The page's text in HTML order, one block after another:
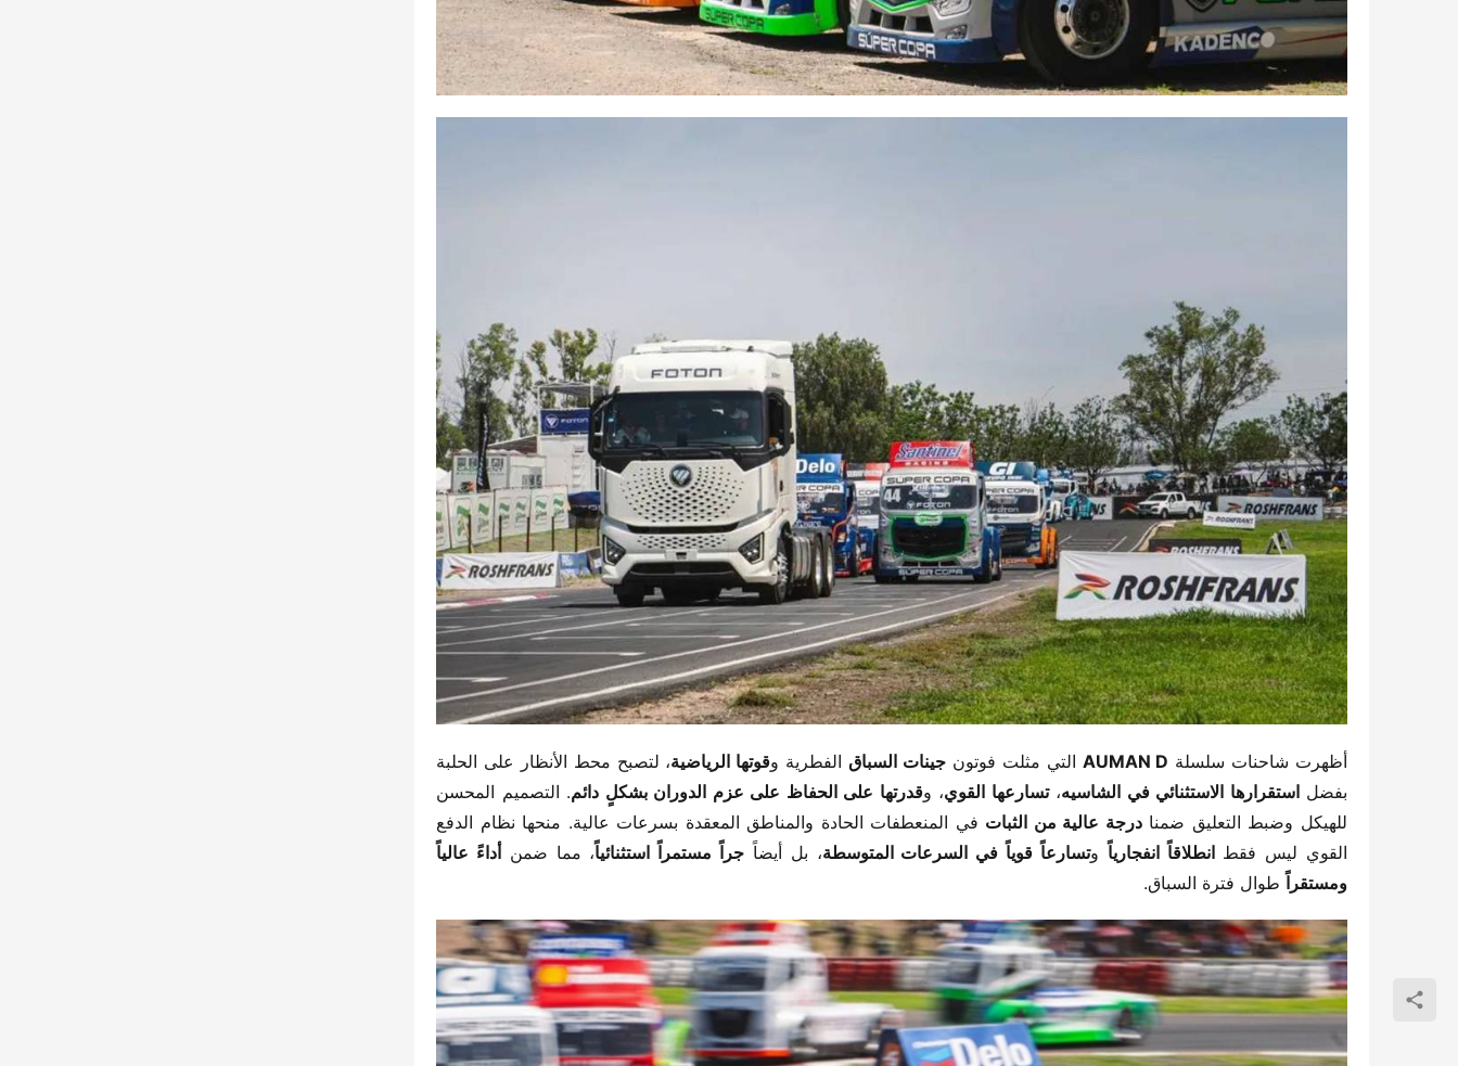
أظهرت شاحنات سلسلة ​ ​AUMAN D​ ​ التي مثلت فوتون ​​جينات السباق​ ​ الفطرية و​​قوتها الرياضية​
بفضل ​​استقرارها الاستثنائي في الشاسيه​​، ​​تسارعها القوي​​، و​​قدرتها على الحفاظ على عزم الدوران بشكلٍ دائم​
للهيكل وضبط التعليق ضمنا ​​درجة عالية من الثبات​
القوي ليس فقط ​​انطلاقاً انفجارياً​​ و​​تسارعاً قوياً في السرعات المتوسطة​​، بل أيضاً ​ ​جراً مستمراً استثنائياً​​، مما ضمن ​
​أداءً عالياً
ومستقراً​​ طوال فترة السباق.